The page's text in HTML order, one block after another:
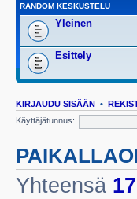
RANDOM KESKUSTELU
Yleinen
Esittely
KIRJAUDU SISÄÄN •
Käyttäjätunnus:
Yhteensä